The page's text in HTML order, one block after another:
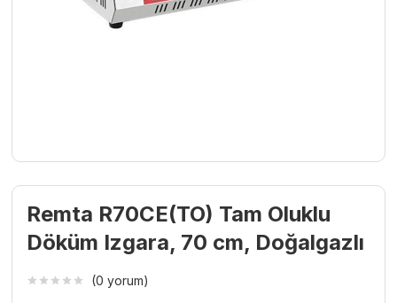
Remta R70CE(TO) Tam Oluklu
Döküm Izgara, 70 cm, Doğalgazlı
(0 yorum)